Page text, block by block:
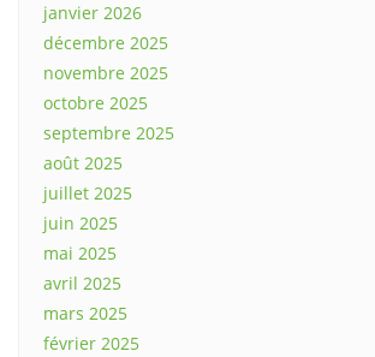
janvier 2026
décembre 2025
novembre 2025
octobre 2025
septembre 2025
août 2025
juillet 2025
juin 2025
mai 2025
avril 2025
mars 2025
février 2025